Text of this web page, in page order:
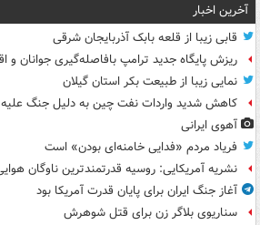
آخرین اخبار
قابی زیبا از قلعه بابک آذربایجان شرقی
ریزش پایگاه جدید ترامپ بافاصله‌گیری جوانان و
نمایی زیبا از طبیعت بکر استان گیلان
کاهش شدید واردات نفت چین به دلیل جنگ علیه
آهوی ایرانی
فریاد مردم «فدایی خامنه‌ای بودن» است
نشریه آمریکایی: روسیه قدرتمندترین ناوگان
آغاز جنگ ایران برای پایان قدرت آمریکا بود
سناریوی بلاگر زن برای قتل شوهرش